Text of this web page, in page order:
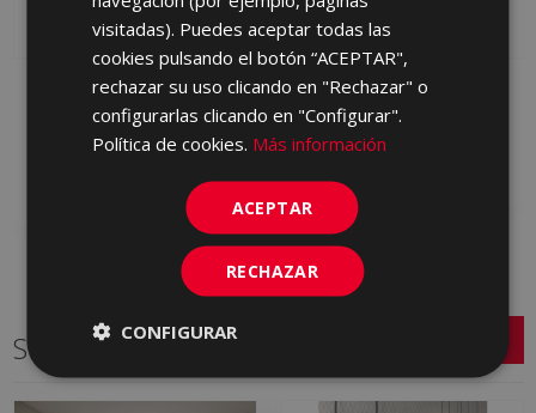
BLENDING BLANCO 30
S0001763 | 30x60
BLENDING GRIS 30 X 60
S0001764 | 30x60
Añadir a favoritos
Series relacionadas
visitadas). Puedes aceptar todas las
cookies pulsando el botón “ACEPTAR",
rechazar su uso clicando en "Rechazar" o
configurarlas clicando en "Configurar".
Política de cookies. Más información
ACEPTAR
RECHAZAR
CONFIGURAR